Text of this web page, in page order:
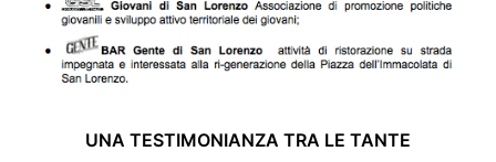
UNA TESTIMONIANZA TRA LE TANTE